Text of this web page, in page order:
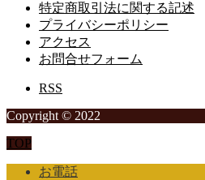
特定商取引法に関する記述
プライバシーポリシー
アクセス
お問合せフォーム
RSS
Copyright © 2022
TOP
お電話